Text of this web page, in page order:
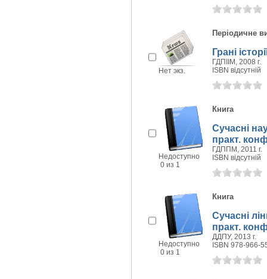
Нет экз.
Періодичне
Грані
ГДПIIМ, 2008 г.
ISBN відсутній
Недоступно
0 из 1
Книга
Сучасні
практ.
ГДППМ, 2011 г.
ISBN відсутній
Недоступно
0 из 1
Книга
Сучасні
практ.
ДДПУ, 2013 г.
ISBN 978-966-